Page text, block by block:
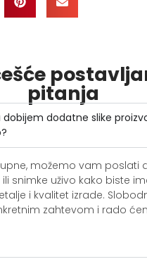
pitanja
dodatne slike
možemo vam poslati
snimke uživo kako biste
i kvalitet izrade.
zahtevom i rado